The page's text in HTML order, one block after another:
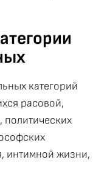
категорий
расовой,
интимной жизни,